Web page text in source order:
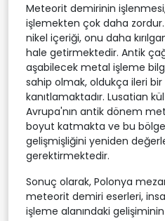
Meteorit demirinin
işlemekten çok daha
nikel içeriği, onu daha
hale getirmektedir. Antik
aşabilecek metal işleme
sahip olmak, oldukça ileri bir
kanıtlamaktadır. Lusatian
Avrupa'nın antik dönem
boyut katmakta ve bu
gelişmişliğini yeniden
gerektirmektedir.
Sonuç olarak, Polonya
meteorit demiri eserleri,
işleme alanındaki